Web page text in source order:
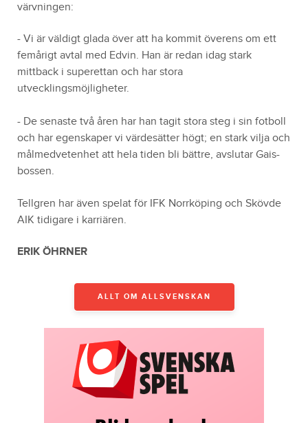
värvningen:
- Vi är väldigt glada över att ha kommit överens om ett
femårigt avtal med Edvin. Han är redan idag stark
mittback i superettan och har stora
utvecklingsmöjligheter.
- De senaste två åren har han tagit stora steg i sin fotboll
och har egenskaper vi värdesätter högt; en stark vilja och
målmedvetenhet att hela tiden bli bättre, avslutar Gais-
bossen.
Tellgren har även spelat för IFK Norrköping och Skövde
AIK tidigare i karriären.
ERIK ÖHRNER
ALLT OM ALLSVENSKAN